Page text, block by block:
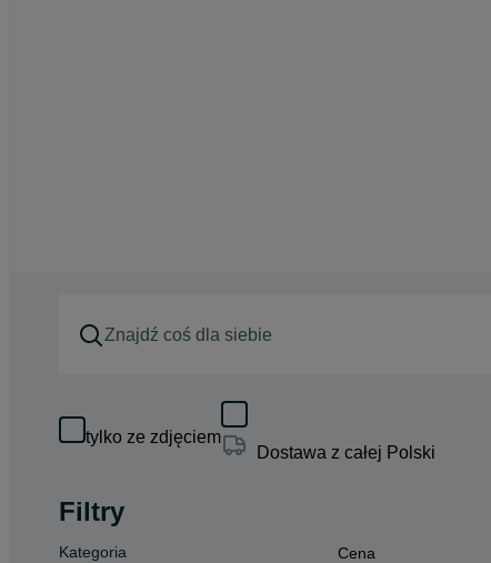
tylko ze zdjęciem
Dostawa z całej Polski
Filtry
Kategoria Cena